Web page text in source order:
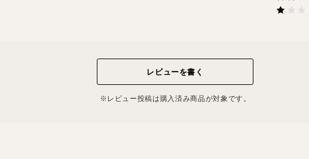
レビューを書く
※レビュー投稿は購⼊済み商品が対象です。